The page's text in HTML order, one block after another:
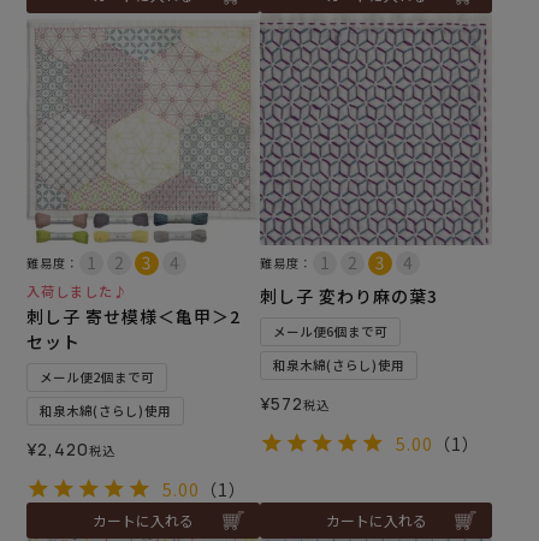
難易度：
入荷しました♪
刺し子 寄せ模様＜亀甲＞2
セット
メール便2個まで可
和泉木綿(さらし)使用
¥2,420税込
5.00 （1）
カートに入れる
難易度：
刺し子 変わり麻の葉3
メール便6個まで可
和泉木綿(さらし)使用
¥572税込
5.00 （1）
カートに入れる